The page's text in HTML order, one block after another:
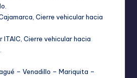
Cierre vehicular hacia
ITAIC, Cierre vehicular hacia
– Venadillo – Mariquita –